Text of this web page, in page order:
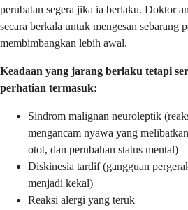
perubatan segera jika ia berlaku. Doktor
secara berkala untuk mengesan sebarang
membimbangkan lebih awal.
Keadaan yang jarang berlaku tetapi
perhatian termasuk:
Sindrom malignan neuroleptik
mengancam nyawa yang
otot, dan perubahan status mental)
Diskinesia tardif (gangguan
menjadi kekal)
Reaksi alergi yang teruk